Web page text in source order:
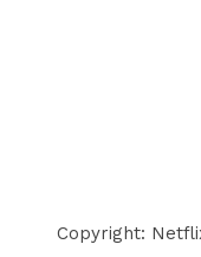
Copyright: